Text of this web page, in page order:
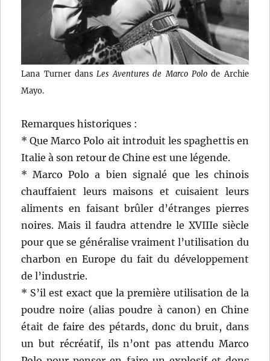
Lana Turner dans Les Aventures de Marco Polode Archie
Mayo.
Remarques historiques :
* Que Marco Polo ait introduit les spaghettis en
Italie à son retour de Chine est une légende.
* Marco Polo a bien signalé que les chinois
chauffaient leurs maisons et cuisaient leurs
aliments en faisant brûler d’étranges pierres
noires. Mais il faudra attendre le XVIIIe siècle
pour que se généralise vraiment l’utilisation du
charbon en Europe du fait du développement
de l’industrie.
* S’il est exact que la première utilisation de la
poudre noire (alias poudre à canon) en Chine
était de faire des pétards, donc du bruit, dans
un but récréatif, ils n’ont pas attendu Marco